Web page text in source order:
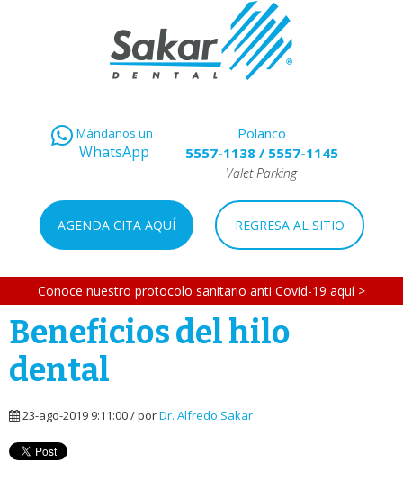
Mándanos un
WhatsApp
Polanco
5557-1138/ 5557-1145
Valet Parking
AGENDA CITA AQUÍ REGRESA AL SITIO
Conoce nuestro protocolo sanitario anti Covid-19 aquí >
Beneficios del hilo
dental
23-ago-2019 9:11:00 / porDr. Alfredo Sakar